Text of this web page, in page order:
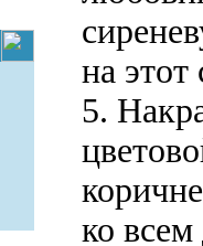
на этот
5.
ко